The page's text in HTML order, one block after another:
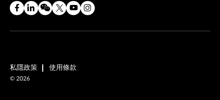
私隱政策 使用條款
© 2026